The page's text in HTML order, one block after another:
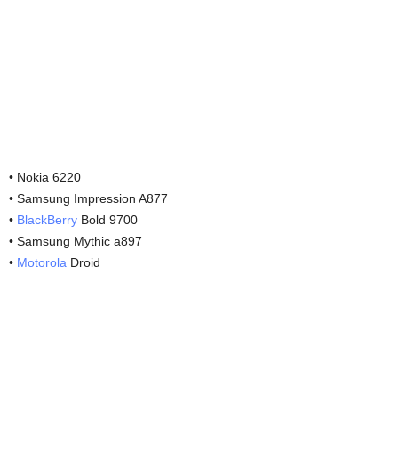
• Nokia 6220
• Samsung Impression A877
• BlackBerry Bold 9700
• Samsung Mythic a897
• Motorola Droid